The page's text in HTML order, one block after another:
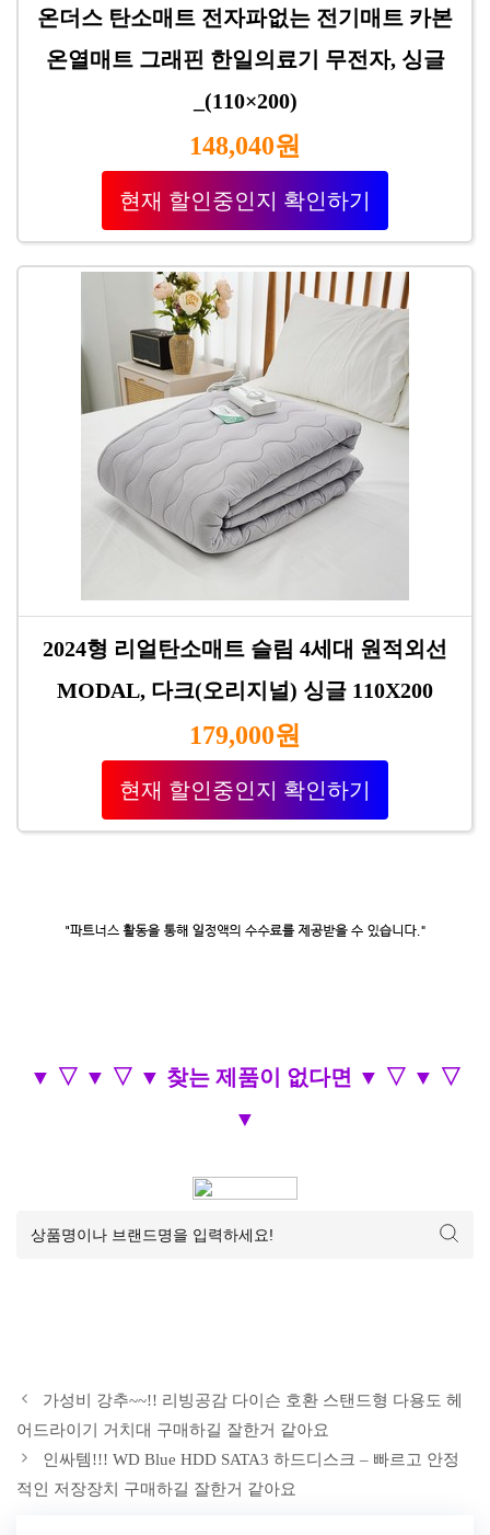
온더스 탄소매트 전자파없는 전기매트 카본
온열매트 그래핀 한일의료기 무전자, 싱글
_(110×200)
148,040원
현재 할인중인지 확인하기
2024형 리얼탄소매트 슬림 4세대 원적외선
MODAL, 다크(오리지널) 싱글 110X200
179,000원
현재 할인중인지 확인하기
▼ ▽ ▼ ▽ ▼ 찾는 제품이 없다면 ▼ ▽ ▼ ▽
▼
가성비 강추~~!! 리빙공감 다이슨 호환 스탠드형 다용도 헤
어드라이기 거치대 구매하길 잘한거 같아요
인싸템!!! WD Blue HDD SATA3 하드디스크 – 빠르고 안정
적인 저장장치 구매하길 잘한거 같아요